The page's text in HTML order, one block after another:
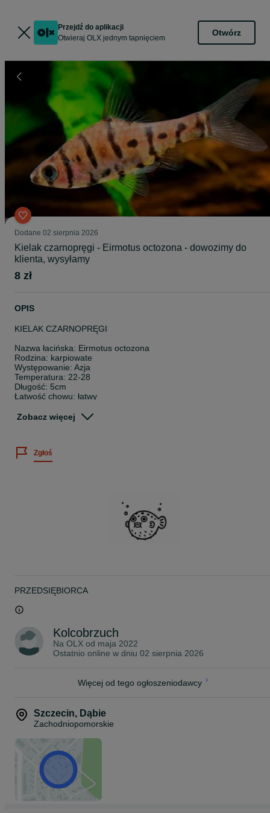
Przejdź do aplikacji
Otwieraj OLX jednym tapnięciem
Otwórz
Dodane 02 sierpnia 2026
Kielak czarnopręgi - Eirmotus octozona - dowozimy do
klienta, wysyłamy
8 zł
OPIS
KIELAK CZARNOPRĘGI
Nazwa łacińska: Eirmotus octozona
Rodzina: karpiowate
Występowanie: Azja
Temperatura: 22-28
Długość: 5cm
Łatwość chowu: łatwy
Posiadamy bogatą ofertę ryb akwariowych, skorupiaków oraz roślin
wodnych.
Twoje zamówienie dotrze do Ciebie bezpiecznie, ponieważ:
Rybki pakujemy w podwójne worki wypełnione czystym tlenem z
Przesyłki dostarczamy kurierem na terenie całej Polski, w pełnej
zgodności z obowiązującymi przepisami prawa.
Posiadamy wymagane uprawnienia oraz zawartą umowę, które
umożliwiają nam legalny przewóz żywych zwierząt.
Koszt wysyłki:
Zobacz więcej
Zgłoś
PRZEDSIĘBIORCA
Kolcobrzuch
Na OLX od maja 2022
Ostatnio online w dniu 02 sierpnia 2026
Więcej od tego ogłoszeniodawcy
Szczecin, Dąbie
Zachodniopomorskie